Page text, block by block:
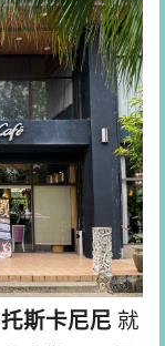
托斯卡尼尼 就